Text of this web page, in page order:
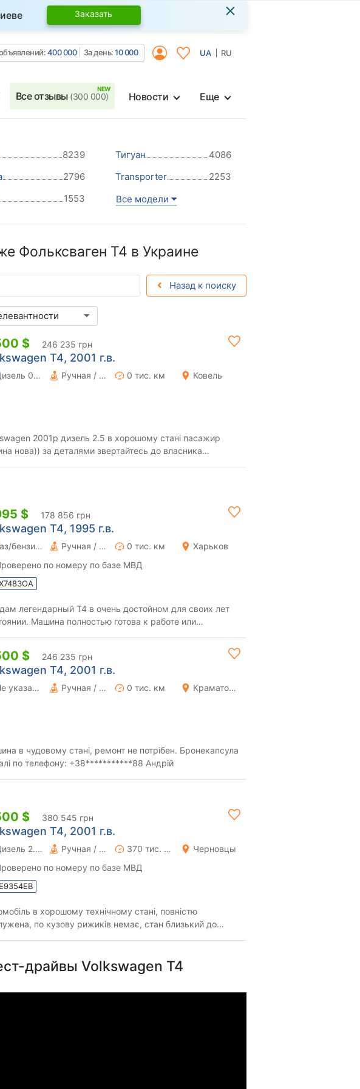
Заказать ×
400 000 За день:10 000 UA RU
Все отзывы (300 000) Новости Еще
8239 Тигуан
4086
2796 Transporter
2253
1553 Все модели
Фольксваген Т4 в Украине
Назад к поиску
$ 246 235 грн
T4, 2001 г.в.
Дизель 0 л. Ручная / Механика 0 тис. км Ковель
2001р дизель 2.5 в хорошому стані пасажир
нова)) за деталями звертайтесь до власника
$ 178 856 грн
T4, 1995 г.в.
Газ/бензин 2 л. Ручная / Механика 0 тис. км
Харьков
по номеру по базе МВД
легендарный Т4 в очень достойном для своих лет
Машина полностью готова к работе или
$ 246 235 грн
T4, 2001 г.в.
Не указано 0 л. Ручная / Механика 0 тис. км Краматорск
в чудовому стані, ремонт не потрібен. Бронекапсула
по телефону: +38***********88 Андрій
$ 380 545 грн
T4, 2001 г.в.
Дизель 2.5 л. Ручная / Механика 370 тис. км
Черновцы
по номеру по базе МВД
в хорошому технічному стані, повністю
по кузову рижиків немає, стан близький до
драйвы Volkswagen T4